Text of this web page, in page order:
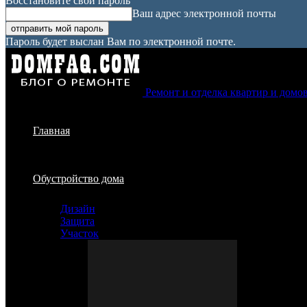
Ваш адрес электронной почты
Пароль будет выслан Вам по электронной почте.
Ремонт и отделка квартир и
Главная
Обустройство дома
Дизайн
Защита
Участок